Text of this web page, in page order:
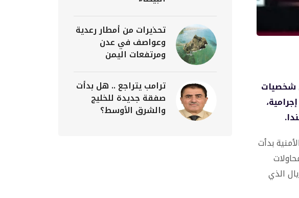
شخصيات
كغطاء لأنشطة إجرامية،
بدأت
الذي
تحذيرات من أمطار رعدية
وعواصف في عدن
ومرتفعات اليمن
ترامب يتراجع .. هل بدأت
صفقة جديدة للخليج
والشرق الأوسط؟